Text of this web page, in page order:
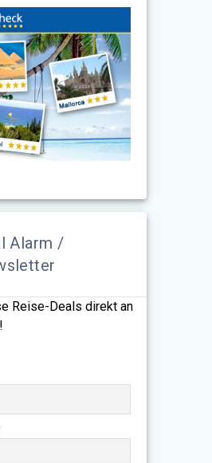
Alarm /
Reise-Deals direkt an